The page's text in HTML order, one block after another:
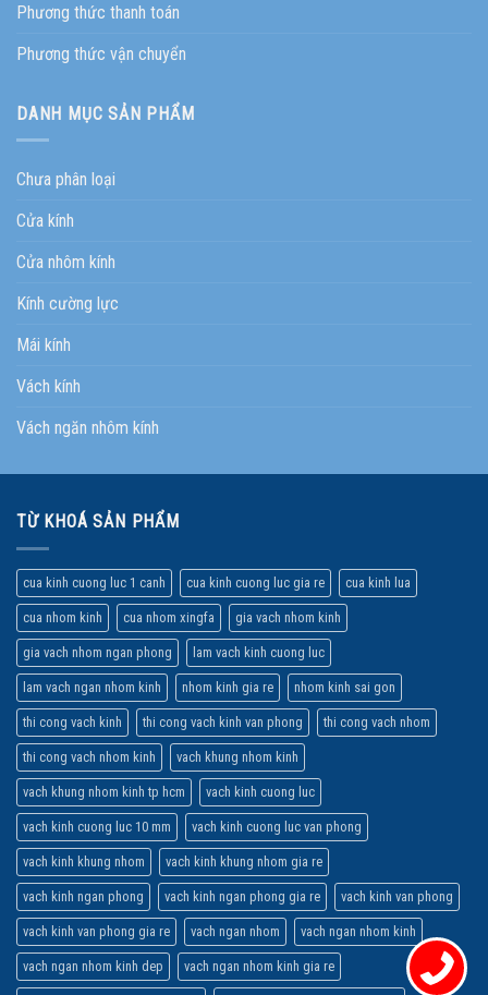
Phương thức thanh toán
Phương thức vận chuyển
DANH MỤC SẢN PHẨM
Chưa phân loại
Cửa kính
Cửa nhôm kính
Kính cường lực
Mái kính
Vách kính
Vách ngăn nhôm kính
TỪ KHOÁ SẢN PHẨM
cua kinh cuong luc 1 canh cua kinh cuong luc gia re cua kinh lua
cua nhom kinh cua nhom xingfa gia vach nhom kinh
gia vach nhom ngan phong lam vach kinh cuong luc
lam vach ngan nhom kinh nhom kinh gia re nhom kinh sai gon
thi cong vach kinh thi cong vach kinh van phong thi cong vach nhom
thi cong vach nhom kinh vach khung nhom kinh
vach khung nhom kinh tp hcm vach kinh cuong luc
vach kinh cuong luc 10 mm vach kinh cuong luc van phong
vach kinh khung nhom vach kinh khung nhom gia re
vach kinh ngan phong vach kinh ngan phong gia re vach kinh van phong
vach kinh van phong gia re vach ngan nhom vach ngan nhom kinh
vach ngan nhom kinh dep vach ngan nhom kinh gia re